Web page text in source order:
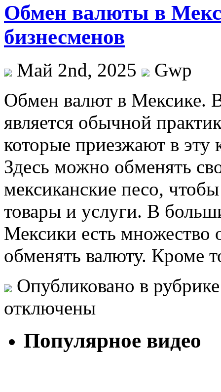
Обмен валюты в
бизнесменов
Май 2nd, 2025
Gwp
Oбмeн вaлют в Мексике.
является обычной
которые приезжают в эту
Здесь можно обменять
мексиканские песо,
товары и услуги. В
Мексики есть
обменять валюту. Кроме
Опубликовано в
отключены
Популярное видео